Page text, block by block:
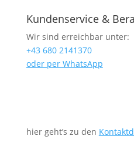
Kundenservice &
Wir sind erreichbar unter:
+43 680 2141370
oder per WhatsApp
hier geht’s zu den